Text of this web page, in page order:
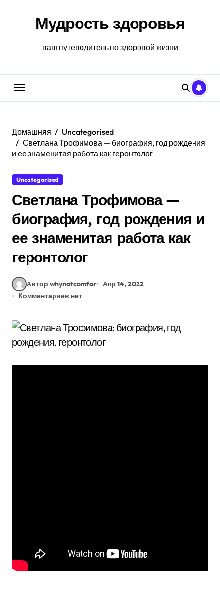
содержаниюМудрость здоровья
ваш путеводитель по здоровой жизни
Домашняя
Uncategorised
Светлана Трофимова — биография, год рождения
и ее знаменитая работа как геронтолог
Uncategorised
Светлана Трофимова —
биография, год рождения и
ее знаменитая работа как
геронтолог
Автор whynotcomfor
Апр 14, 2022
Комментариев нет